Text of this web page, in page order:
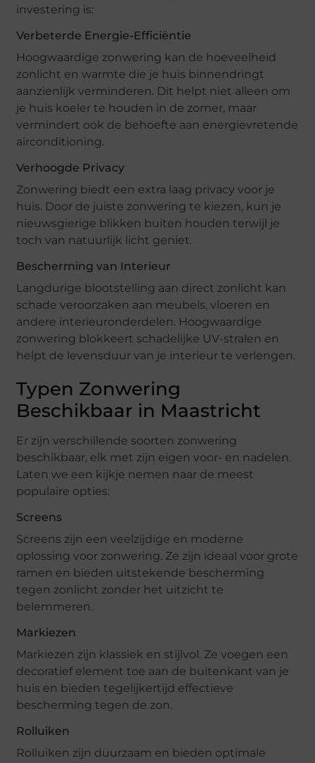
investering is:
Verbeterde Energie-Efficiëntie
Hoogwaardige zonwering kan de hoeveelheid
zonlicht en warmte die je huis binnendringt
aanzienlijk verminderen. Dit helpt niet alleen om
je huis koeler te houden in de zomer, maar
vermindert ook de behoefte aan energievretende
airconditioning.
Verhoogde Privacy
Zonwering biedt een extra laag privacy voor je
huis. Door de juiste zonwering te kiezen, kun je
nieuwsgierige blikken buiten houden terwijl je
toch van natuurlijk licht geniet.
Bescherming van Interieur
Langdurige blootstelling aan direct zonlicht kan
schade veroorzaken aan meubels, vloeren en
andere interieuronderdelen. Hoogwaardige
zonwering blokkeert schadelijke UV-stralen en
helpt de levensduur van je interieur te verlengen.
Typen Zonwering
Beschikbaar in Maastricht
Er zijn verschillende soorten zonwering
beschikbaar, elk met zijn eigen voor- en nadelen.
Laten we een kijkje nemen naar de meest
populaire opties:
Screens
Screens zijn een veelzijdige en moderne
oplossing voor zonwering. Ze zijn ideaal voor grote
ramen en bieden uitstekende bescherming
tegen zonlicht zonder het uitzicht te
belemmeren.
Markiezen
Markiezen zijn klassiek en stijlvol. Ze voegen een
decoratief element toe aan de buitenkant van je
huis en bieden tegelijkertijd effectieve
bescherming tegen de zon.
Rolluiken
Rolluiken zijn duurzaam en bieden optimale